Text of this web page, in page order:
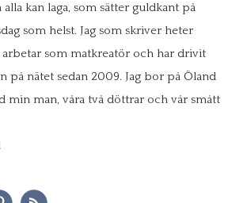
alla kan laga, som sätter guldkant på
som helst. Jag som skriver heter
arbetar som matkreatör och har drivit
på nätet sedan 2009. Jag bor på Öland
min man, våra två döttrar och vår smått